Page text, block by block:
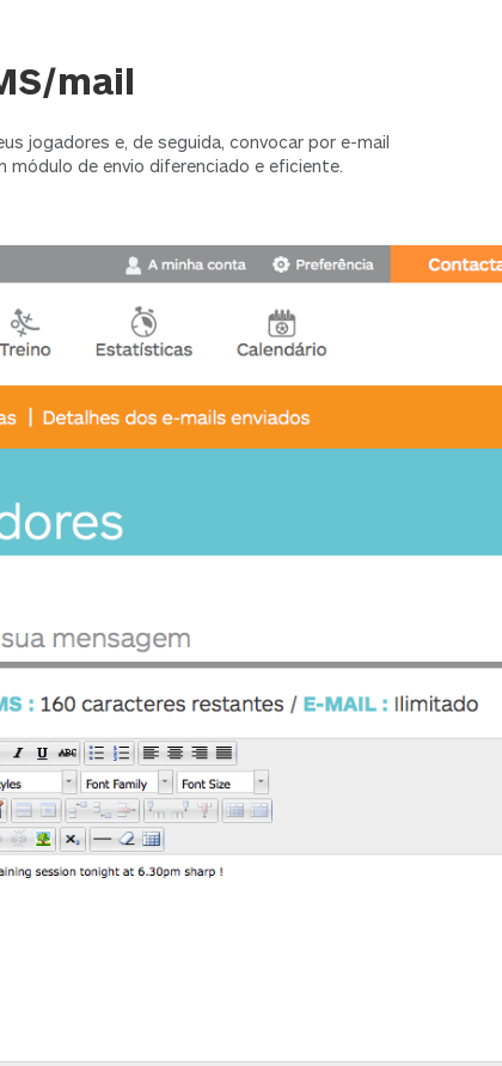
mail
jogadores e, de seguida, convocar por e-mail
de envio diferenciado e eficiente.